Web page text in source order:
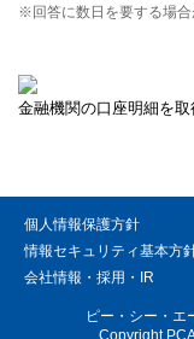
※回答に数日を要する場合
金融機関の口座明細を
個人情報保護方針
情報セキュリティ基本方
会社情報・採用・IR
ピー・シー・
Copyright